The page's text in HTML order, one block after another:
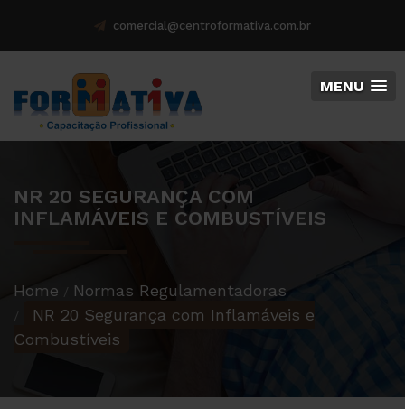
comercial@centroformativa.com.br
MENU
NR 20 SEGURANÇA COM
INFLAMÁVEIS E COMBUSTÍVEIS
Home
Normas Regulamentadoras
NR 20 Segurança com Inflamáveis e
Combustíveis